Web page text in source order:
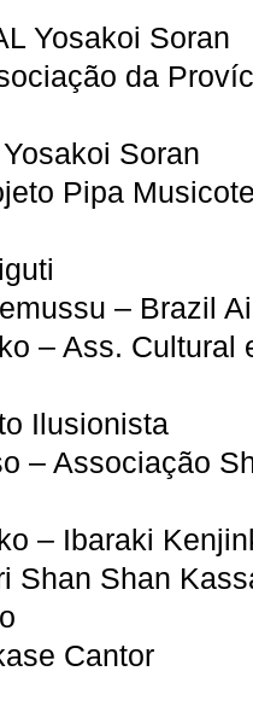
Yosakoi Soran
da
Soran
Pipa
– Brazil
– Ass. Cultural
Ilusionista
– Associação
– Ibaraki
Shan Shan
Cantor